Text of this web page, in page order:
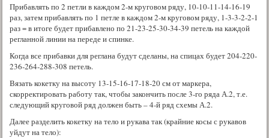
Прибавлять по 2 петли в каждом 2-м круговом ряду, 10-10-11-14-16-19
раз, затем прибавлять по 1 петле в каждом 2-м круговом ряду, 1-3-3-2-2-1
раз = в итоге будет прибавлено по 21-23-25-30-34-39 петель на каждой
регланной линии на переде и спинке.
Когда все прибавки для реглана будут сделаны, на спицах будет 204-220-
236-264-288-308 петель.
Вязать кокетку на высоту 13-15-16-17-18-20 см от маркера,
скорректировать работу так, чтобы закончить после 3-го ряда А.2, т.е.
следующий круговой ряд должен быть – 4-й ряд схемы А.2.
Далее разделить кокетку на тело и рукава так (крайние косы с рукавов
уйдут на тело):